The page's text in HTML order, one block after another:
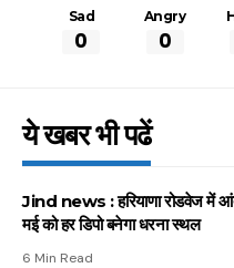
Sad
0
Angry
0
ये खबर भी पढें
Jind news : हरियाणा रोडवेज में
मई को हर डिपो बनेगा धरना स्थल
6 Min Read